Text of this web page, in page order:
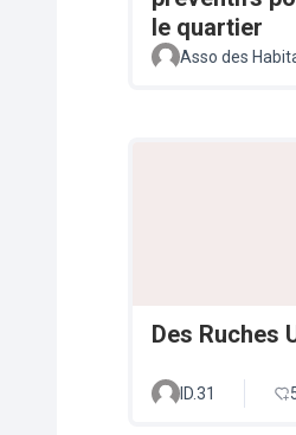
le quartier
Asso des
Des Ruches
ID.31